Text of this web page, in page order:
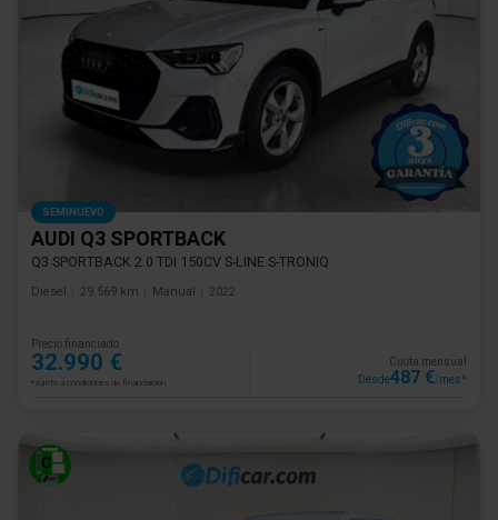
SEMINUEVO
AUDI Q3 SPORTBACK
Q3 SPORTBACK 2.0 TDI 150CV S-LINE S-TRONIQ
Diesel 29.569 km Manual 2022
Precio financiado
32.990 €
*sujeto a condiciones de financiación
Cuota mensual
Desde487 €/mes*